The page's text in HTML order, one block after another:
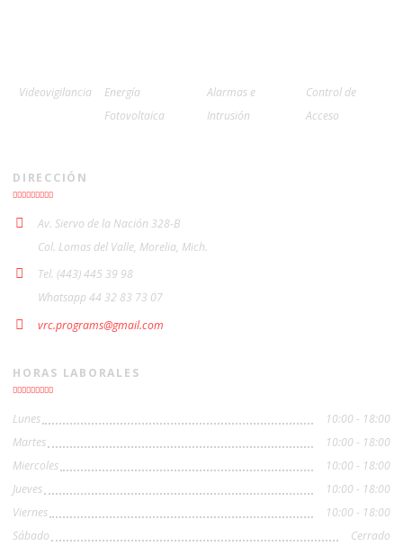
Videovigilancia
Energía
Fotovoltaica
Alarmas e
Intrusión
Control de
Acceso
DIRECCIÓN
Av. Siervo de la Nación 328-B
Col. Lomas del Valle, Morelia, Mich.
Tel. (443) 445 39 98
Whatsapp 44 32 83 73 07
vrc.programs@gmail.com
HORAS LABORALES
Lunes
10:00 - 18:00
Martes
10:00 - 18:00
Miercoles
10:00 - 18:00
Jueves
10:00 - 18:00
Viernes
10:00 - 18:00
Sábado
Cerrado